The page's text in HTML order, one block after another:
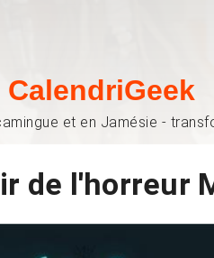
CalendriGeek
et en Jamésie -
de l'horreur